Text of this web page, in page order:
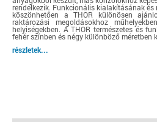
rendelkezik. Funkcionális kialakításának és
köszönhetően a THOR különösen
raktározási megoldásokhoz
helyiségekben. A THOR természetes és
fehér színben és négy különböző méretben
részletek...